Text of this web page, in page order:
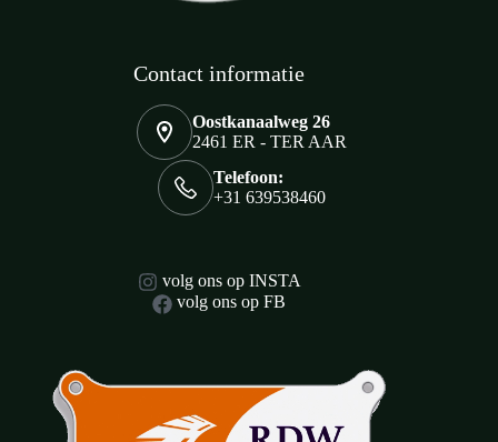
Contact informatie
Oostkanaalweg 26
2461 ER - TER AAR
Telefoon:
+31 639538460
volg ons op INSTA
volg ons op FB